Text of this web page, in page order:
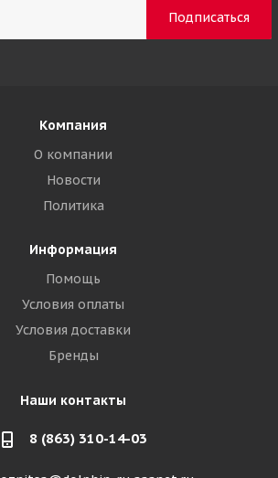
Компания
О компании
Новости
Политика
Информация
Помощь
Условия оплаты
Условия доставки
Бренды
Наши контакты
8 (863) 310-14-03